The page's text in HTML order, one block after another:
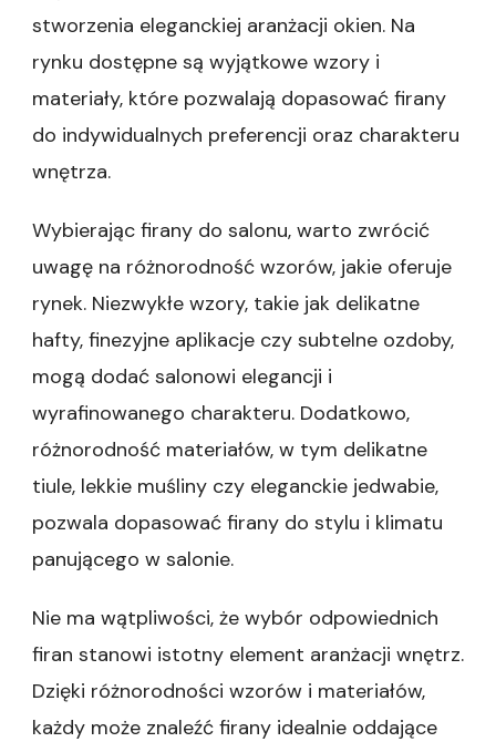
stworzenia eleganckiej aranżacji okien. Na
rynku dostępne są wyjątkowe wzory i
materiały, które pozwalają dopasować firany
do indywidualnych preferencji oraz charakteru
wnętrza.
Wybierając firany do salonu, warto zwrócić
uwagę na różnorodność wzorów, jakie oferuje
rynek. Niezwykłe wzory, takie jak delikatne
hafty, finezyjne aplikacje czy subtelne ozdoby,
mogą dodać salonowi elegancji i
wyrafinowanego charakteru. Dodatkowo,
różnorodność materiałów, w tym delikatne
tiule, lekkie muśliny czy eleganckie jedwabie,
pozwala dopasować firany do stylu i klimatu
panującego w salonie.
Nie ma wątpliwości, że wybór odpowiednich
firan stanowi istotny element aranżacji wnętrz.
Dzięki różnorodności wzorów i materiałów,
każdy może znaleźć firany idealnie oddające